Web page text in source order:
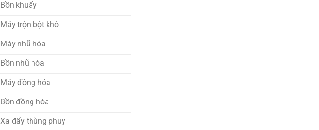
Bồn khuấy
Máy trộn bột khô
Máy nhũ hóa
Bồn nhũ hóa
Máy đồng hóa
Bồn đồng hóa
Xa đẩy thùng phuy